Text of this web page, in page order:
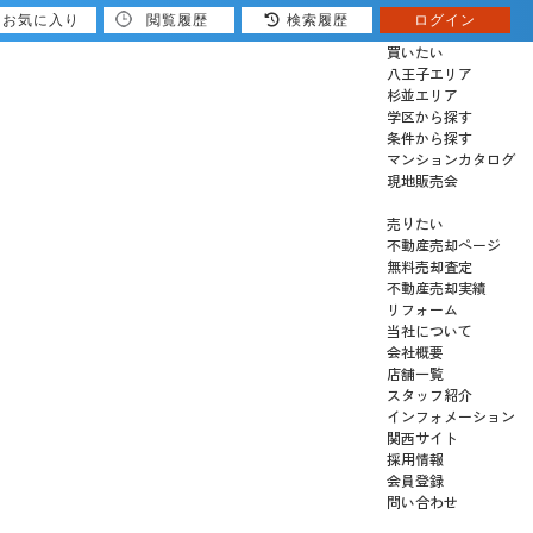
買いたい
八王子エリア
杉並エリア
学区から探す
条件から探す
マンションカタログ
現地販売会
売りたい
不動産売却ページ
無料売却査定
不動産売却実績
リフォーム
当社について
会社概要
店舗一覧
スタッフ紹介
インフォメーション
関西サイト
採用情報
会員登録
問い合わせ
お気に入り 閲覧履歴 検索履歴 ログイン